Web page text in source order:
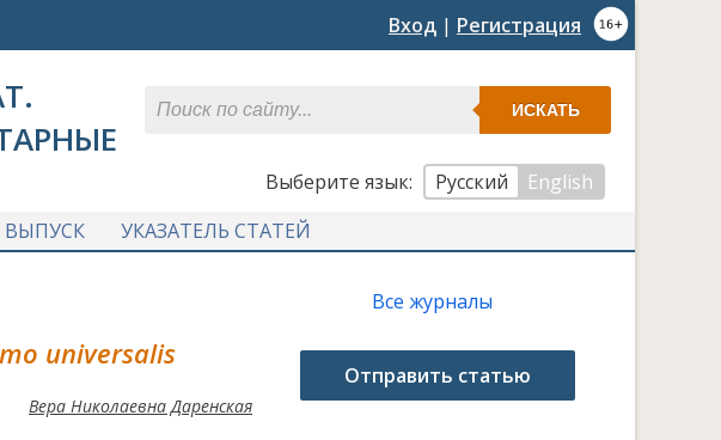
Вход | Регистрация
ИСКАТЬ
Выберите язык: Русский
English
УКАЗАТЕЛЬ СТАТЕЙ
universalis
Вера Николаевна Даренская
Все журналы
Отправить статью